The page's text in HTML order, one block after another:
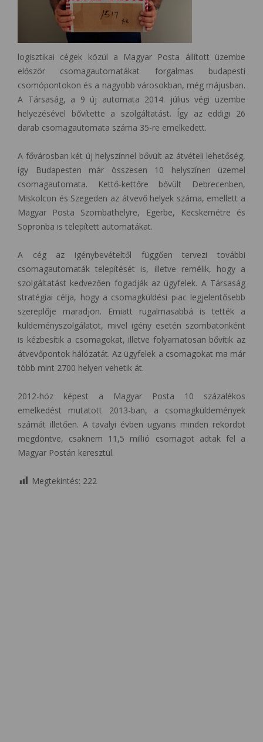
logisztikai cégek közül a Magyar Posta állított üzembe
először csomagautomatákat forgalmas budapesti
csomópontokon és a nagyobb városokban, még májusban.
A Társaság, a 9 új automata 2014. július végi üzembe
helyezésével bővítette a szolgáltatást. Így az eddigi 26
darab csomagautomata száma 35-re emelkedett.
A fővárosban két új helyszínnel bővült az átvételi lehetőség,
így Budapesten már összesen 10 helyszínen üzemel
csomagautomata. Kettő-kettőre bővült Debrecenben,
Miskolcon és Szegeden az átvevő helyek száma, emellett a
Magyar Posta Szombathelyre, Egerbe, Kecskemétre és
Sopronba is telepített automatákat.
A cég az igénybevételtől függően tervezi további
csomagautomaták telepítését is, illetve remélik, hogy a
szolgáltatást kedvezően fogadják az ügyfelek. A Társaság
stratégiai célja, hogy a csomagküldési piac legjelentősebb
szereplője maradjon. Emiatt rugalmasabbá is tették a
küldeményszolgálatot, mivel igény esetén szombatonként
is kézbesítik a csomagokat, illetve folyamatosan bővítik az
átvevőpontok hálózatát. Az ügyfelek a csomagokat ma már
több mint 2700 helyen vehetik át.
2012-höz képest a Magyar Posta 10 százalékos
emelkedést mutatott 2013-ban, a csomagküldemények
számát illetően. A tavalyi évben ugyanis minden rekordot
megdöntve, csaknem 11,5 millió csomagot adtak fel a
Magyar Postán keresztül.
Megtekintés: 222